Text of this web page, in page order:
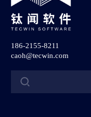
186-2155-8211
caoh@tecwin.com